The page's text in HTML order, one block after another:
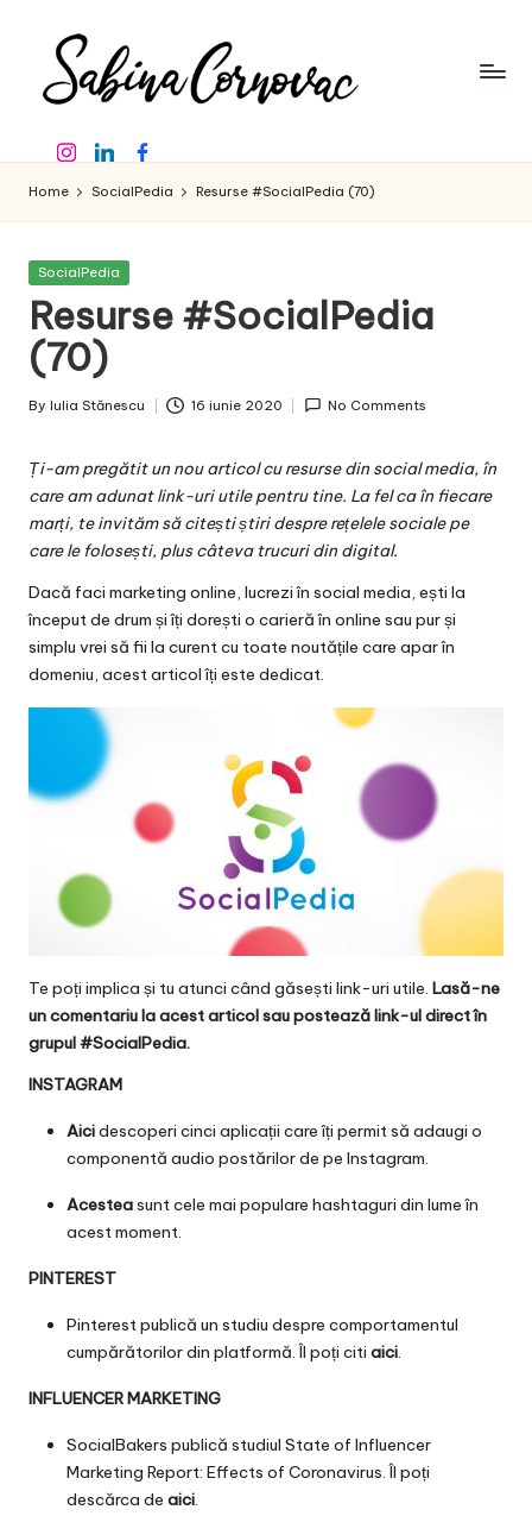
content
a
b
in
a
C
o
r
n
o
v
a
c
O
nl
e
creator
de
16
-
InstagramLinkedinFacebook
Home SocialPedia Resurse #SocialPedia (70)
Posted
SocialPedia
Resurse #SocialPedia
(70)
Posted
By Iulia Stănescu 16 iunie 2020 No Comments
Ți-am pregătit un nou articol cu resurse din social media, în
care am adunat link-uri utile pentru tine. La fel ca în fiecare
marți, te invităm să citești știri despre rețelele sociale pe
care le folosești, plus câteva trucuri din digital.
Dacă faci marketing online, lucrezi în social media, ești la
început de drum și îți dorești o carieră în online sau pur și
simplu vrei să fii la curent cu toate noutățile care apar în
domeniu, acest articol îți este dedicat.
Te poți implica și tu atunci când găsești link-uri utile. Lasă-ne
un comentariu la acest articol sau postează link-ul direct în
grupul #SocialPedia.
INSTAGRAM
Aicidescoperi cinci aplicații care îți permit să adaugi o
componentă audio postărilor de pe Instagram.
Acesteasunt cele mai populare hashtaguri din lume în
acest moment.
PINTEREST
Pinterest publică un studiu despre comportamentul
cumpărătorilor din platformă. Îl poți citi aici.
INFLUENCER MARKETING
SocialBakers publică studiul State of Influencer
Marketing Report: Effects of Coronavirus. Îl poți
descărca de aici.